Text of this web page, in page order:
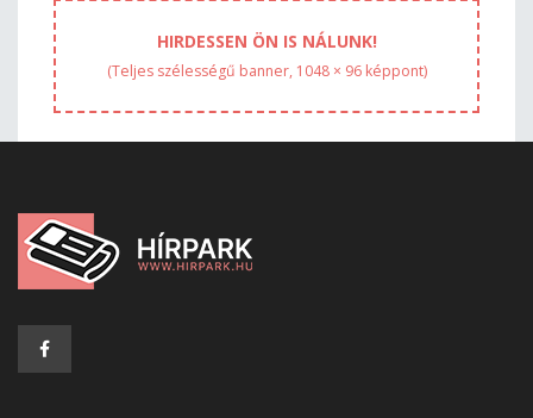
HIRDESSEN ÖN IS NÁLUNK!
(Teljes szélességű banner, 1048 × 96 képpont)